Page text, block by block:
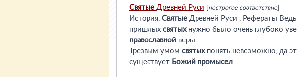
Святые Древней Руси нестрогое соответствие
История, Святые Древней Руси , Рефераты Ведь
пришлых святыхнужно было очень глубоко
православной веры.
Трезвым умом святыхпонять невозможно, да
существует Божий промысел.